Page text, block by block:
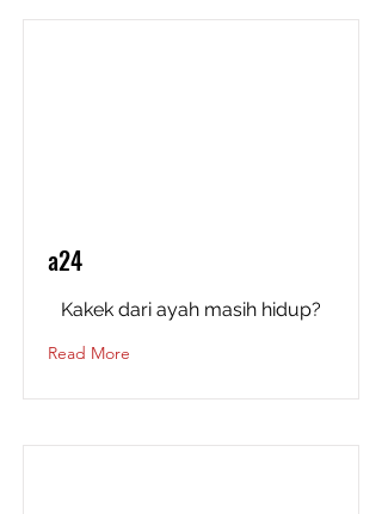
a24
Kakek dari ayah masih hidup?
Read More